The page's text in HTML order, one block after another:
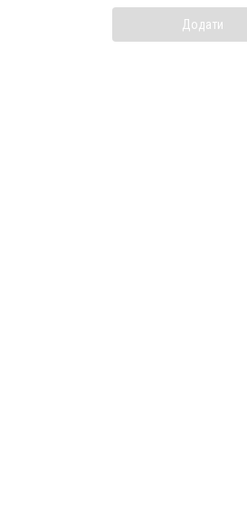
Додати